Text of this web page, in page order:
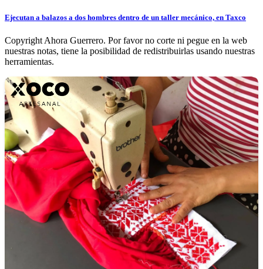
Ejecutan a balazos a dos hombres dentro de un taller mecánico, en Taxco
Copyright Ahora Guerrero. Por favor no corte ni pegue en la web
nuestras notas, tiene la posibilidad de redistribuirlas usando nuestras
herramientas.